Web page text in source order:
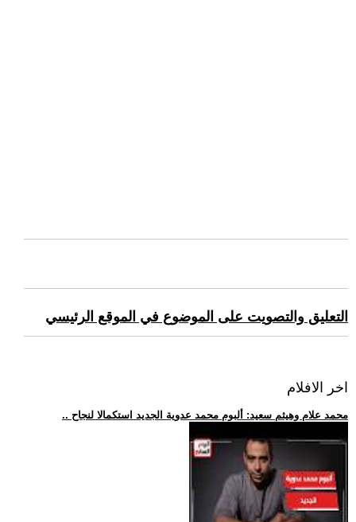
التعليق والتصويت على الموضوع في الموقع الرئيسي
اخر الافلام
.. محمد علام وهيثم سعيد: ألبوم محمد عدوية الجديد استكمالا لنجاح